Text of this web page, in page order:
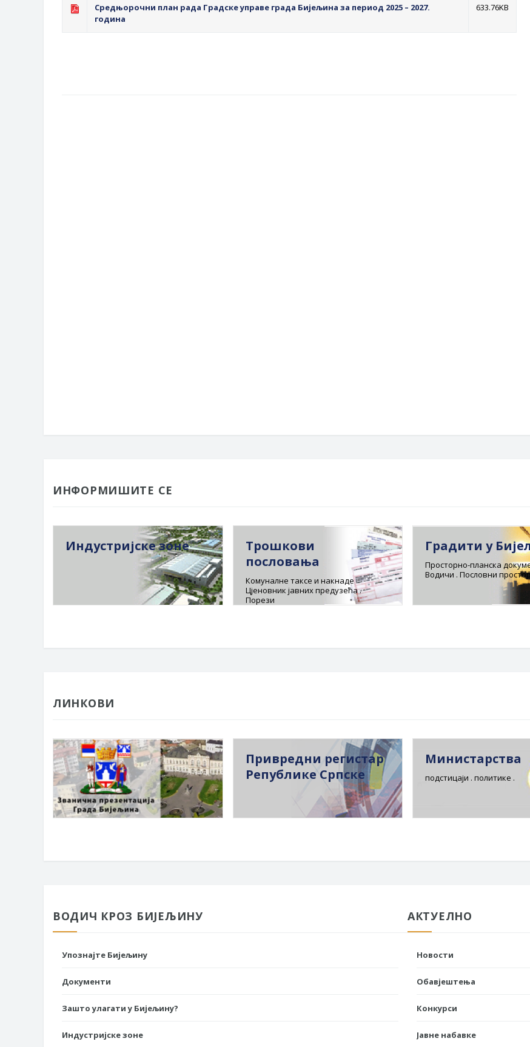
Средњорочни план рада Градске управе града Бијељина за период 2025 – 2027.
година
633.76KB
ИНФОРМИШИТЕ СЕ
Индустријске зоне
Трошкови
пословања
Комуналне таксе и накнаде
Цјеновник јавних предузећа .
Порези
Градити у
Просторно-планска
Водичи . Пословни
ЛИНКОВИ
Привредни регистар
Републике Српске
Министарства
подстицаји . политике .
ВОДИЧ КРОЗ БИЈЕЉИНУ
Упознајте Бијељину
Документи
Зашто улагати у Бијељину?
Индустријске зоне
АКТУЕЛНО
Новости
Обавјештења
Конкурси
Јавне набавке